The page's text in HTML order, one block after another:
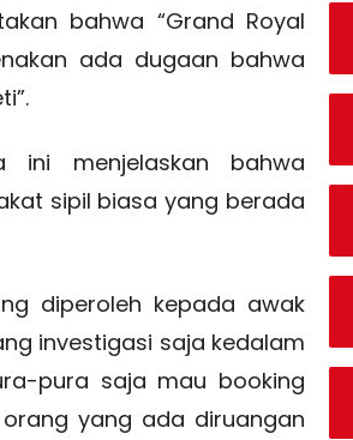
bahwa “Grand Royal
ada dugaan bahwa
ini menjelaskan bahwa
sipil biasa yang berada
diperoleh kepada awak
investigasi saja kedalam
pura saja mau booking
yang ada diruangan